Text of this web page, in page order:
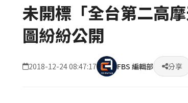
未開標「全台第二高
圖紛紛公開
2018-12-24 08:47:17 FBS 編輯部 分享